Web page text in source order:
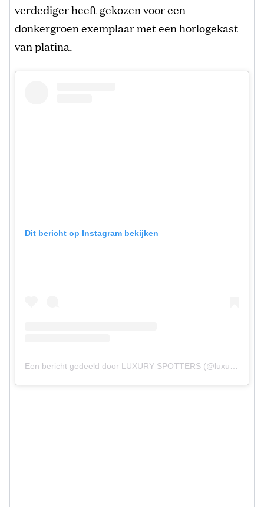
verdediger heeft gekozen voor een
donkergroen exemplaar met een horlogekast
van platina.
Dit bericht op Instagram bekijken